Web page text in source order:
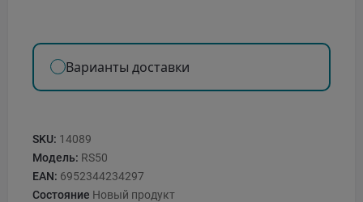
Варианты доставки
SKU: 14089
Модель: RS50
EAN: 6952344234297
Состояние Новый продукт